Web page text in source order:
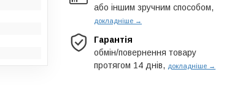
або іншим зручним способом,
докладніше →
Гарантія
обмін/повернення товару
протягом 14 днів, докладніше →